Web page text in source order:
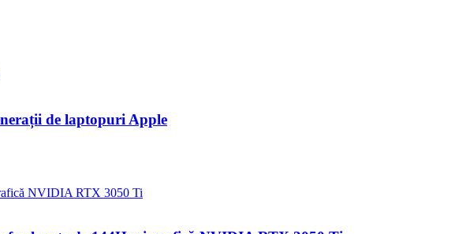
de laptopuri Apple